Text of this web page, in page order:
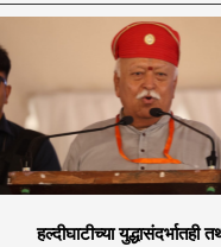
हल्दीघाटीच्या युद्धासंदर्भातही